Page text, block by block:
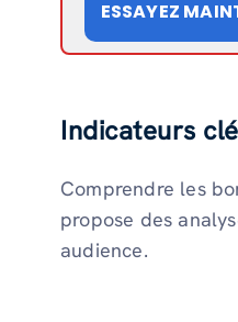
ESSAYEZ
Indicateurs
Comprendre les
propose des
audience.